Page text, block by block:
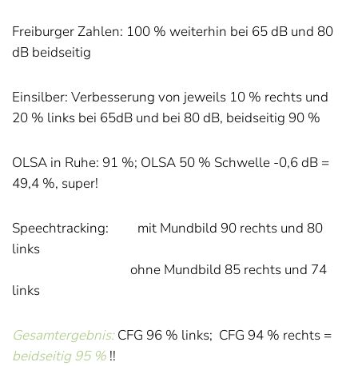
Freiburger Zahlen: 100 % weiterhin bei 65 dB und 80
dB beidseitig
Einsilber: Verbesserung von jeweils 10 % rechts und
20 % links bei 65dB und bei 80 dB, beidseitig 90 %
OLSA in Ruhe: 91 %; OLSA 50 % Schwelle -0,6 dB =
49,4 %, super!
Speechtracking:
mit Mundbild 90 rechts und 80
links
ohne Mundbild 85 rechts und 74
links
Gesamtergebnis:CFG 96 % links; CFG 94 % rechts =
beidseitig 95 % !!